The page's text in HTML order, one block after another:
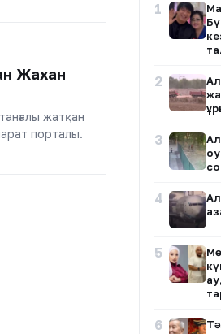
Жахан
жатқан
порталы.
1
2
3
4
5
6